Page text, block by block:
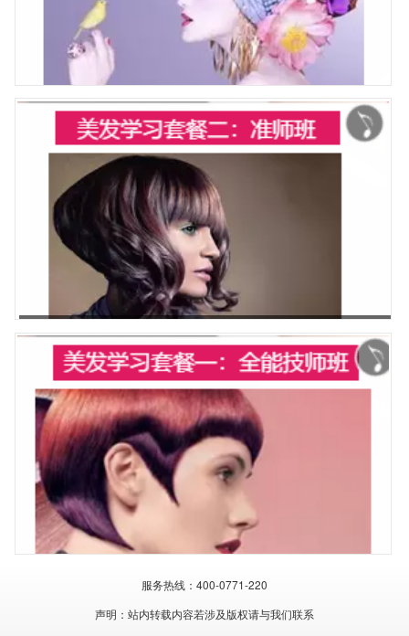
美发零基础套餐3：形象设计总监班
美发零基础套餐2：准师班
美发零基础套餐1：全能技师班
服务热线：400-0771-220
声明：站内转载内容若涉及版权请与我们联系